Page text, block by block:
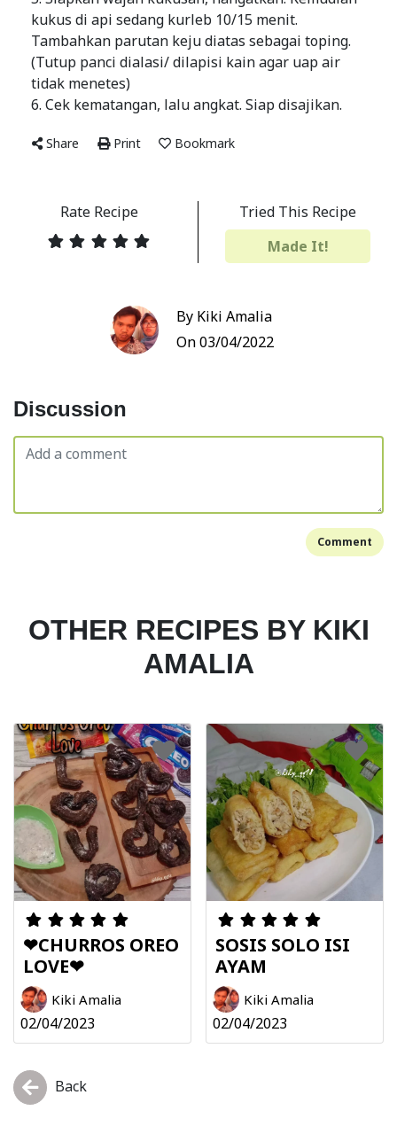
kukus di api sedang kurleb 10/15 menit.
Tambahkan parutan keju diatas sebagai toping.
(Tutup panci dialasi/ dilapisi kain agar uap air
tidak menetes)
6. Cek kematangan, lalu angkat. Siap disajikan.
Share Print Bookmark
Rate Recipe
Tried This Recipe
Made It!
By Kiki Amalia
On 03/04/2022
Discussion
Comment
OTHER RECIPES BY KIKI
AMALIA
❤CHURROS OREO
LOVE❤
Kiki Amalia
02/04/2023
SOSIS SOLO ISI
AYAM
Kiki Amalia
02/04/2023
Back